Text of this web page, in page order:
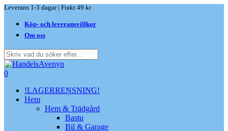
Skip
main
content
Leverans 1-3 dagar | Frakt 49 kr
Köp- och leveransvillkor
Om oss
Close
Search
search
0
!LAGERRENSNING!
Hem
Hem & Trädgård
Bastu
Bil & Garage